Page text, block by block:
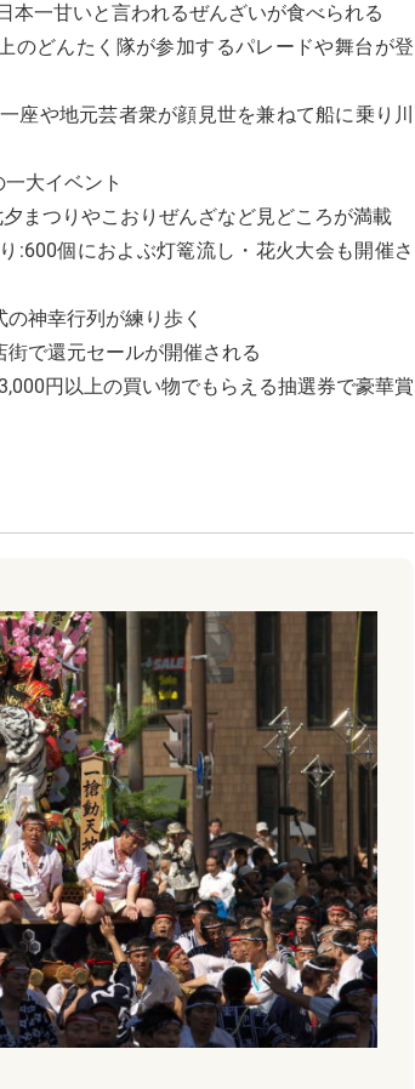
日本一甘いと言われるぜんざいが食べられる
のどんたく隊が参加するパレードや舞台が登
座や地元芸者衆が顔見世を兼ねて船に乗り川
一大イベント
まつりやこおりぜんざなど見どころが満載
:600個におよぶ灯篭流し・花火大会も開催さ
の神幸行列が練り歩く
街で還元セールが開催される
円以上の買い物でもらえる抽選券で豪華賞